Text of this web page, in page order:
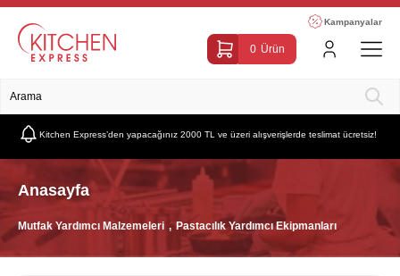
Kampanyalar
0 Ürün
Kitchen Express’den yapacağınız 2000 TL ve üzeri alışverişlerde teslimat ücretsiz!
Anasayfa
Mutfak Yardımcı Malzemeleri Pastacılık Yardımcı Ekipmanları